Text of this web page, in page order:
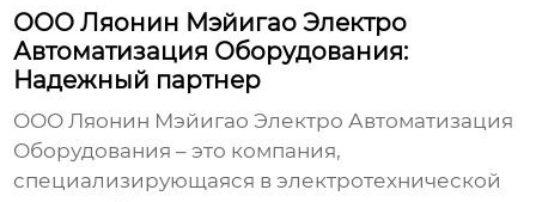
ООО Ляонин Мэйигао Электро
Автоматизация Оборудования:
Надежный партнер
ООО Ляонин Мэйигао Электро Автоматизация
Оборудования – это компания,
специализирующаяся в электротехнической